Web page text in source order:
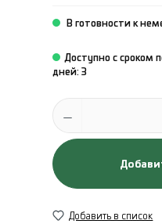
В готовности к
Доступно с сроком
дней: 3
Количество продукта:
Добавить в список